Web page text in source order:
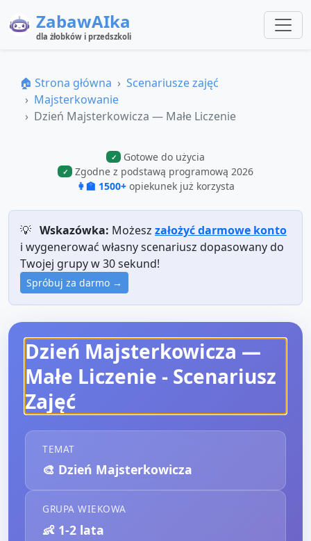
ZabawAIka
dla żłobków i przedszkoli
🏠 Strona główna
Scenariusze zajęć
Majsterkowanie
Dzień Majsterkowicza — Małe Liczenie
✓ Gotowe do użycia
✓
Zgodne z podstawą programową 2026
👩‍🏫 1500+ opiekunek już korzysta
💡 Wskazówka: Możesz założyć darmowe konto
i wygenerować własny scenariusz dopasowany do
Twojej grupy w 30 sekund!
Spróbuj za darmo →
Dzień Majsterkowicza —
Małe Liczenie - Scenariusz
Zajęć
TEMAT
🎨 Dzień Majsterkowicza
GRUPA WIEKOWA
👶 1-2 lata